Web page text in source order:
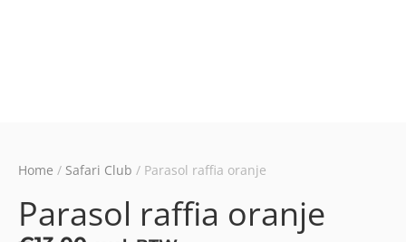
Home / Safari Club / Parasol raffia oranje
Parasol raffia oranje